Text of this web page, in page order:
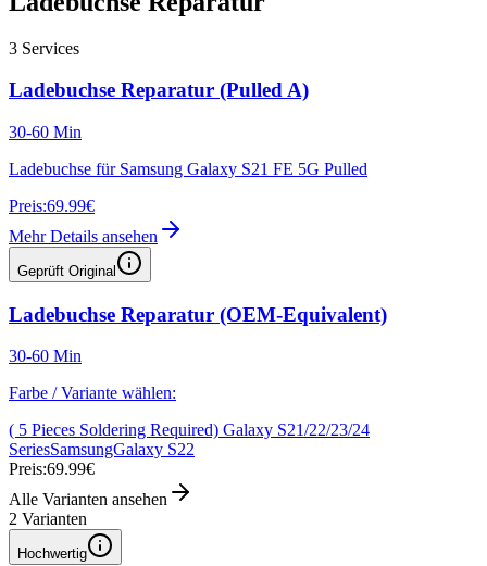
3 Services
Ladebuchse Reparatur (Pulled A)
30-60 Min
Ladebuchse für Samsung Galaxy S21 FE 5G Pulled
Preis:69.99€
Mehr Details ansehen
Geprüft Original
Ladebuchse Reparatur (OEM-Equivalent)
30-60 Min
Farbe / Variante wählen:
( 5 Pieces Soldering Required) Galaxy S21/22/23/24
SeriesSamsungGalaxy S22
Preis:69.99€
Alle Varianten ansehen
2 Varianten
Hochwertig